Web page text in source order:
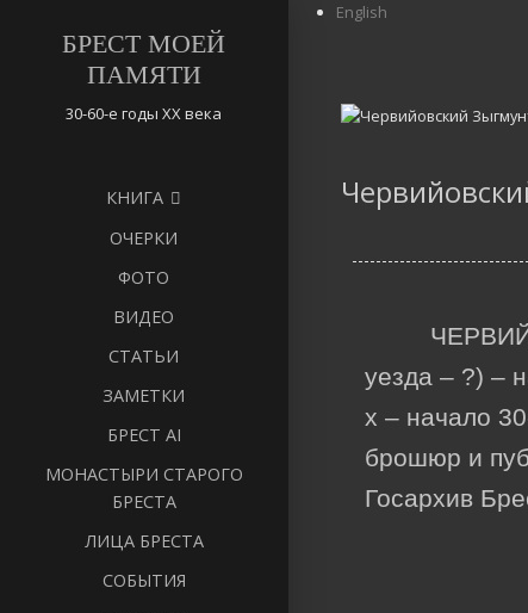
БРЕСТ МОЕЙ
ПАМЯТИ
30-60-е годы ХХ века
КНИГА
ОЧЕРКИ
ФОТО
ВИДЕО
СТАТЬИ
ЗАМЕТКИ
БРЕСТ AI
МОНАСТЫРИ СТАРОГО
БРЕСТА
ЛИЦА БРЕСТА
СОБЫТИЯ
English
уезда – ?) –
х – начало
брошюр и
Госархив